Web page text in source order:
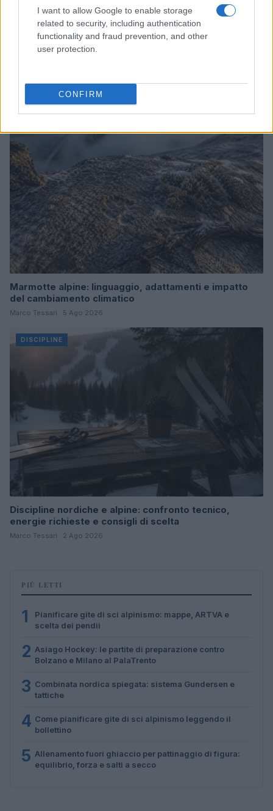
I want to allow Google to enable storage
related to security, including authentication
functionality and fraud prevention, and other
user protection.
CONFIRM
Marco Tessari · 5 Ago 2026
DISCIPLINE
Marmotte alpine: linguaggio, adattamenti e impatto
del cambiamento climatico
Marco Tessari · 5 Ago 2026
DISCIPLINE
Discipline nordiche e alpine: confronto tecnico,
energie richieste e consigli di scelta
Marco Tessari · 2 Ago 2026
PIÙ LETTI
1
Pianificare gite di sci alpinismo: mappe, ARTVA e
scelta dei pendii
2 Asiago Hockey: le partite di preparazione contro
Bolzano e Milano al PalaTrento
3 Combinata nordica spiegata: sistema Gundersen e
tattiche
4 Come pianificare gite di sci alpinismo leggendo il
bollettino
5 Allenamento fuori ghiaccio per pattinaggio di figura:
equilibrio, forza e salti a secco